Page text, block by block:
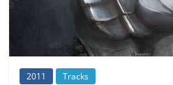
2011 Tracks